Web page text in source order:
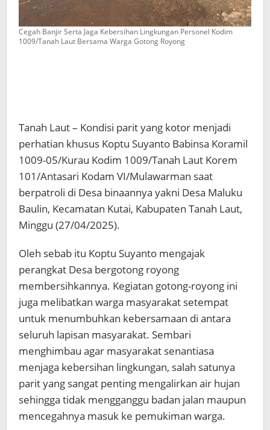
Cegah Banjir Serta Jaga Kebersihan Lingkungan Personel Kodim
1009/Tanah Laut Bersama Warga Gotong Royong
Tanah Laut – Kondisi parit yang kotor menjadi
perhatian khusus Koptu Suyanto Babinsa Koramil
1009-05/Kurau Kodim 1009/Tanah Laut Korem
101/Antasari Kodam VI/Mulawarman saat
berpatroli di Desa binaannya yakni Desa Maluku
Baulin, Kecamatan Kutai, Kabupaten Tanah Laut,
Minggu (27/04/2025).
Oleh sebab itu Koptu Suyanto mengajak
perangkat Desa bergotong royong
membersihkannya. Kegiatan gotong-royong ini
juga melibatkan warga masyarakat setempat
untuk menumbuhkan kebersamaan di antara
seluruh lapisan masyarakat. Sembari
menghimbau agar masyarakat senantiasa
menjaga kebersihan lingkungan, salah satunya
parit yang sangat penting mengalirkan air hujan
sehingga tidak mengganggu badan jalan maupun
mencegahnya masuk ke pemukiman warga.